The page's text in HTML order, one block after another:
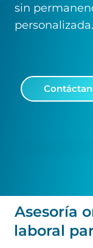
sin
personalizada.
Asesoría
laboral